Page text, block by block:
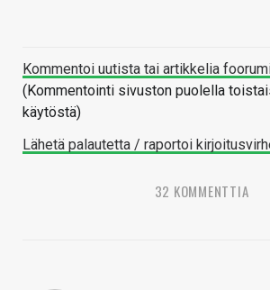
Kommentoi uutista tai artikkelia
(Kommentointi sivuston puolella
käytöstä)
Lähetä palautetta / raportoi
32 KOMMENTTIA